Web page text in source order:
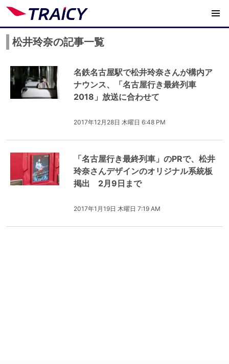
松井玲奈の記事一覧
名鉄名古屋駅で松井玲奈さんが構内ア
ナウンス、「名古屋行き最終列車
2018」放送に合わせて
2017年12月28日 木曜日 6:48 PM
「名古屋行き最終列車」のPRで、松井
玲奈さんデザインのオリジナル系統板
掲出 2月9日まで
2017年1月19日 木曜日 7:19 AM